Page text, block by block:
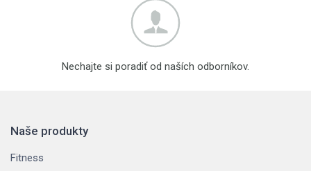
Nechajte si poradiť od naších odborníkov.
Naše produkty
Fitness